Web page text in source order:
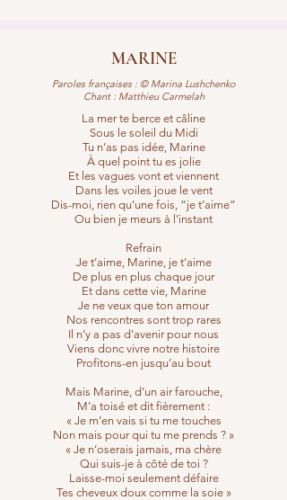
MARINE
Paroles françaises : © Marina Lushchenko
Chant : Matthieu Carmelah
La mer te berce et câline
Sous le soleil du Midi
Tu n’as pas idée, Marine
À quel point tu es jolie
Et les vagues vont et viennent
Dans les voiles joue le vent
Dis-moi, rien qu’une fois, “je t’aime”
Ou bien je meurs à l’instant
Refrain
Je t’aime, Marine, je t’aime
De plus en plus chaque jour
Et dans cette vie, Marine
Je ne veux que ton amour
Nos rencontres sont trop rares
Il n’y a pas d’avenir pour nous
Viens donc vivre notre histoire
Profitons-en jusqu’au bout
Mais Marine, d’un air farouche,
M’a toisé et dit fièrement :
« Je m’en vais si tu me touches
Non mais pour qui tu me prends ? »
« Je n’oserais jamais, ma chère
Qui suis-je à côté de toi ?
Laisse-moi seulement défaire
Tes cheveux doux comme la soie »